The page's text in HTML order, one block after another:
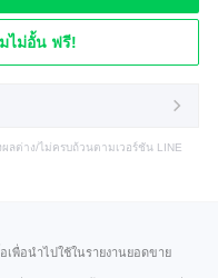
ไม่อั้น ฟรี!
ลต่าง/ไม่ครบถ้วนตามเวอร์ชัน LINE
เพื่อนำไปใช้ในรายงานยอดขาย